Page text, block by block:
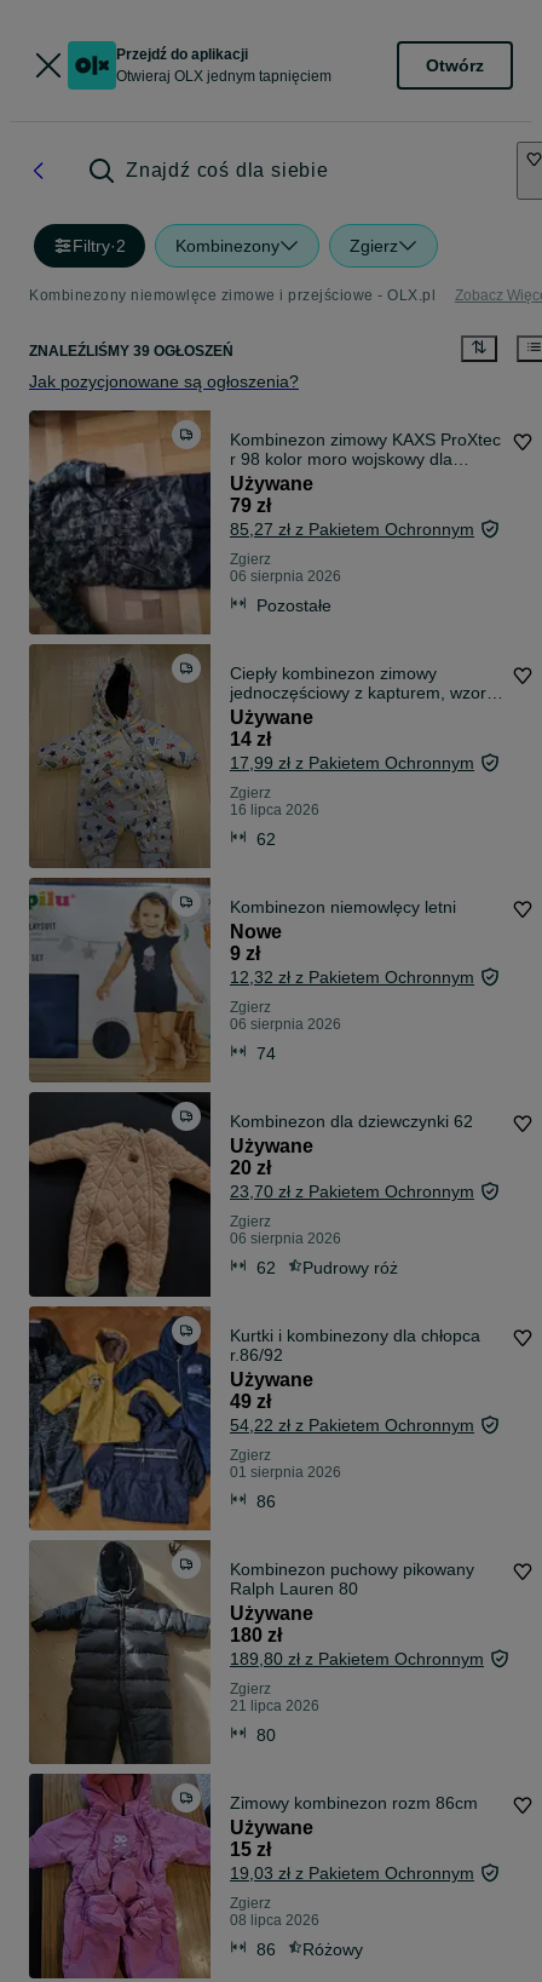
Przejdź do aplikacji
Otwieraj OLX jednym tapnięciem
Otwórz
Znajdź coś dla siebie
Filtry·2 Kombinezony Zgierz
Kombinezony niemowlęce zimowe i przejściowe - OLX.pl Zobacz
ZNALEŹLIŚMY 39 OGŁOSZEŃ
Jak pozycjonowane są ogłoszenia?
Kombinezon zimowy KAXS ProXtec
r 98 kolor moro wojskowy dla
chłopca
Używane
79 zł
85,27 zł z Pakietem Ochronnym
Zgierz
06 sierpnia 2026
Pozostałe
Ciepły kombinezon zimowy
jednoczęściowy z kapturem, wzory,
rozmiar 62
Używane
14 zł
17,99 zł z Pakietem Ochronnym
Zgierz
16 lipca 2026
62
Kombinezon niemowlęcy letni
Nowe
9 zł
12,32 zł z Pakietem Ochronnym
Zgierz
06 sierpnia 2026
74
Kombinezon dla dziewczynki 62
Używane
20 zł
23,70 zł z Pakietem Ochronnym
Zgierz
06 sierpnia 2026
62 Pudrowy róż
Kurtki i kombinezony dla chłopca
r.86/92
Używane
49 zł
54,22 zł z Pakietem Ochronnym
Zgierz
01 sierpnia 2026
86
Kombinezon puchowy pikowany
Ralph Lauren 80
Używane
180 zł
189,80 zł z Pakietem Ochronnym
Zgierz
21 lipca 2026
80
Zimowy kombinezon rozm 86cm
Używane
15 zł
19,03 zł z Pakietem Ochronnym
Zgierz
08 lipca 2026
86 Różowy